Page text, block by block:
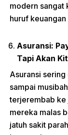
modern sangat
huruf
Asuransi:
Tapi Akan
Asuransi
sampai
terjerembab ke
mereka malas
jatuh sakit